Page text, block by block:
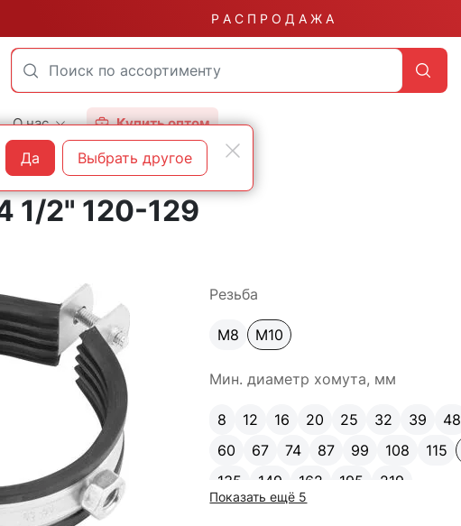
Р А С П Р О Д А Ж А
О нас Купить оптом
1/2" 120-129
Резьба
М8 М10
Мин. диаметр хомута, мм
8 12 16 20 25 32 39 48
60
67 74 87 99 108 115
135
149 162 195 219
Показать ещё 5
Да Выбрать другое